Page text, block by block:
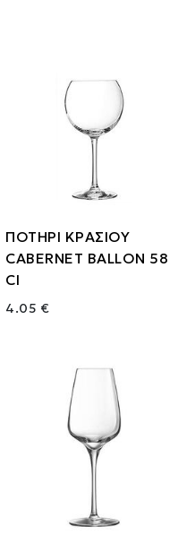
ΠΟΤΗΡΙ ΚΡΑΣΙΟΥ
CABERNET BALLON 58
Cl
4.05 €